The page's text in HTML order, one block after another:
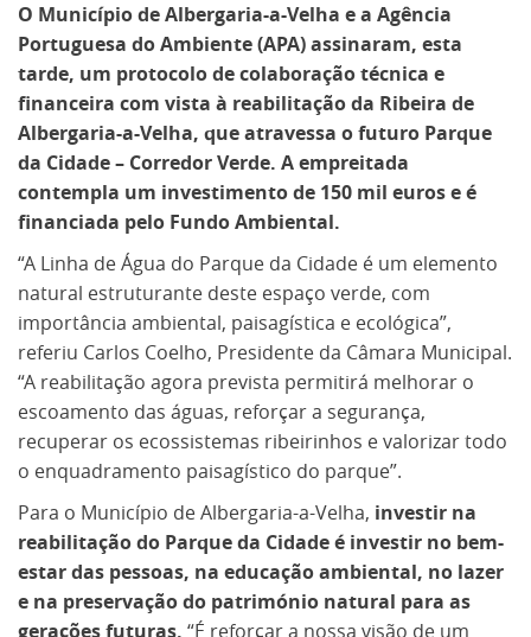
O Município de Albergaria-a-Velha e a Agência
Portuguesa do Ambiente (APA) assinaram, esta
tarde, um protocolo de colaboração técnica e
financeira com vista à reabilitação da Ribeira de
Albergaria-a-Velha, que atravessa o futuro Parque
da Cidade – Corredor Verde. A empreitada
contempla um investimento de 150 mil euros e é
financiada pelo Fundo Ambiental.
“A Linha de Água do Parque da Cidade é um elemento
natural estruturante deste espaço verde, com
importância ambiental, paisagística e ecológica”,
referiu Carlos Coelho, Presidente da Câmara Municipal.
“A reabilitação agora prevista permitirá melhorar o
escoamento das águas, reforçar a segurança,
recuperar os ecossistemas ribeirinhos e valorizar todo
o enquadramento paisagístico do parque”.
Para o Município de Albergaria-a-Velha, investir na
reabilitação do Parque da Cidade é investir no bem-
estar das pessoas, na educação ambiental, no lazer
e na preservação do património natural para as
gerações futuras. “É reforçar a nossa visão de um